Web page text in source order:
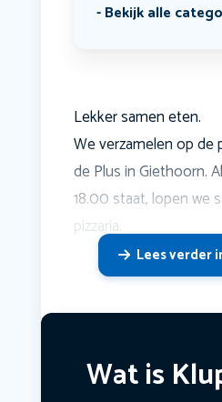
Bekijk alle
Lekker samen eten.
We verzamelen op de
de Plus in Giethoorn.
18.00 staat, lopen we
pizzaria.
Lees verder
Wat is